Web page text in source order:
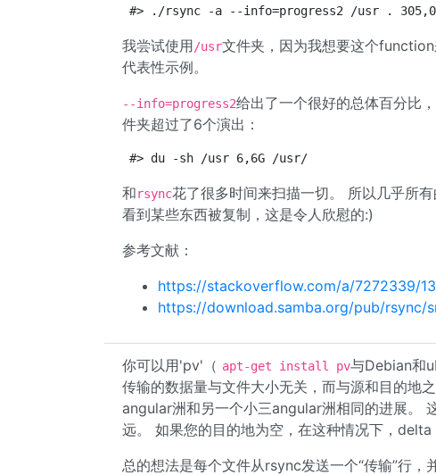
#> ./rsync -a --info=progress2 /usr .
我尝试使用/usr文件夹，因为我想要这个
代表性示例。
--info=progress2给出了一个很好的总体百分比
件夹超过了6个演出：
#> du -sh /usr 6,6G /usr/
和rsync花了很多时间来扫描一切。 所以几乎所
看到某些东西被复制，这是令人欣慰的:)
参考文献：
https://stackoverflow.com/a/7272339/
https://download.samba.org/pub/rsync/
你可以用'pv'（ apt-get install pv与Debian和
传输的数据量与文件大小无关，而与源和目的地
angular洲和另一个小三angular洲相同的进展。
远。 如果您的目的地为空，在这种情况下，delta
总的想法是每个文件从rsync发送一个“传输”行，